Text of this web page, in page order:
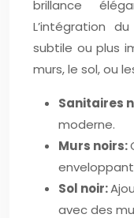
brillance
L’intégration
subtile ou plus
murs, le sol, ou
Sanitaires
moderne.
Murs noirs:
Sol noir:
avec des